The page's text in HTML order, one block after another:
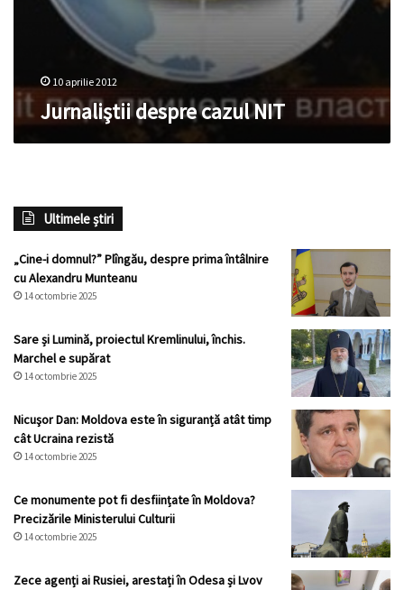
10 aprilie 2012
Jurnaliştii despre cazul NIT
Ultimele știri
„Cine-i domnul?” Plîngău, despre prima întâlnire
cu Alexandru Munteanu
14 octombrie 2025
Sare și Lumină, proiectul Kremlinului, închis.
Marchel e supărat
14 octombrie 2025
Nicuşor Dan: Moldova este în siguranță atât timp
cât Ucraina rezistă
14 octombrie 2025
Ce monumente pot fi desființate în Moldova?
Precizările Ministerului Culturii
14 octombrie 2025
Zece agenți ai Rusiei, arestați în Odesa și Lvov